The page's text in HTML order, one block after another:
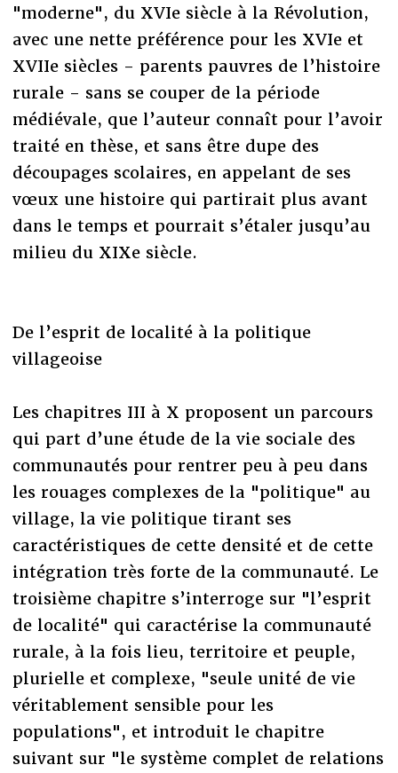
"moderne", du XVIe siècle à la Révolution,
avec une nette préférence pour les XVIe et
XVIIe siècles - parents pauvres de l’histoire
rurale - sans se couper de la période
médiévale, que l’auteur connaît pour l’avoir
traité en thèse, et sans être dupe des
découpages scolaires, en appelant de ses
vœux une histoire qui partirait plus avant
dans le temps et pourrait s’étaler jusqu’au
milieu du XIXe siècle.
De l’esprit de localité à la politique
villageoise
Les chapitres III à X proposent un parcours
qui part d’une étude de la vie sociale des
communautés pour rentrer peu à peu dans
les rouages complexes de la "politique" au
village, la vie politique tirant ses
caractéristiques de cette densité et de cette
intégration très forte de la communauté. Le
troisième chapitre s’interroge sur "l’esprit
de localité" qui caractérise la communauté
rurale, à la fois lieu, territoire et peuple,
plurielle et complexe, "seule unité de vie
véritablement sensible pour les
populations", et introduit le chapitre
suivant sur "le système complet de relations